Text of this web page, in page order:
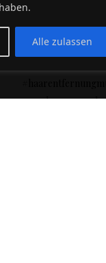
Alle zulassen